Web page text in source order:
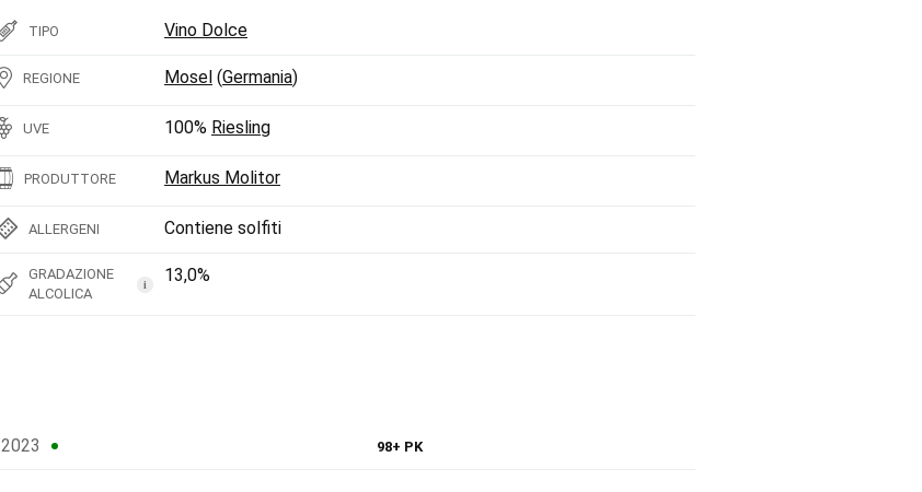
TIPO Vino Dolce
REGIONE Mosel (Germania)
UVE 100% Riesling
PRODUTTORE Markus Molitor
ALLERGENI Contiene solfiti
GRADAZIONE
ALCOLICA
i 13,0%
2023 98+ PK